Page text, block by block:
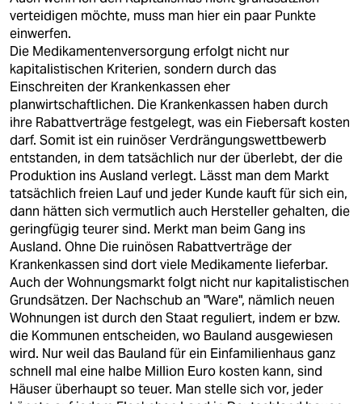
verteidigen möchte, muss man hier ein paar Punkte
einwerfen.
Die Medikamentenversorgung erfolgt nicht nur
kapitalistischen Kriterien, sondern durch das
Einschreiten der Krankenkassen eher
planwirtschaftlichen. Die Krankenkassen haben durch
ihre Rabattverträge festgelegt, was ein Fiebersaft kosten
darf. Somit ist ein ruinöser Verdrängungswettbewerb
entstanden, in dem tatsächlich nur der überlebt, der die
Produktion ins Ausland verlegt. Lässt man dem Markt
tatsächlich freien Lauf und jeder Kunde kauft für sich ein,
dann hätten sich vermutlich auch Hersteller gehalten, die
geringfügig teurer sind. Merkt man beim Gang ins
Ausland. Ohne Die ruinösen Rabattverträge der
Krankenkassen sind dort viele Medikamente lieferbar.
Auch der Wohnungsmarkt folgt nicht nur kapitalistischen
Grundsätzen. Der Nachschub an "Ware", nämlich neuen
Wohnungen ist durch den Staat reguliert, indem er bzw.
die Kommunen entscheiden, wo Bauland ausgewiesen
wird. Nur weil das Bauland für ein Einfamilienhaus ganz
schnell mal eine halbe Million Euro kosten kann, sind
Häuser überhaupt so teuer. Man stelle sich vor, jeder